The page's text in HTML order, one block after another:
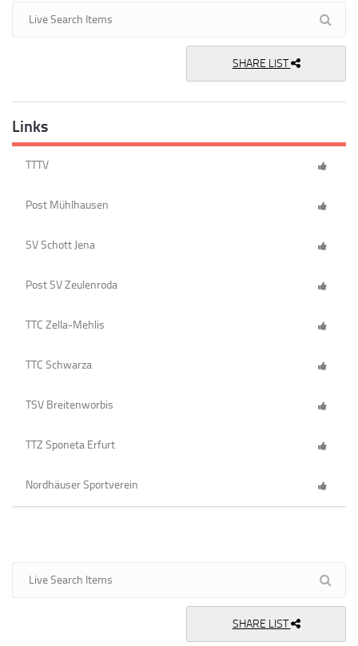
SHARE LIST
Links
TTTV
Post Mühlhausen
SV Schott Jena
Post SV Zeulenroda
TTC Zella-Mehlis
TTC Schwarza
TSV Breitenworbis
TTZ Sponeta Erfurt
Nordhäuser Sportverein
SHARE LIST